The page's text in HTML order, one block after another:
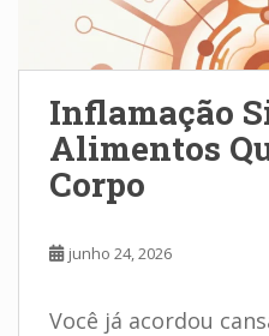
Inflamação
Alimentos
Corpo
junho 24, 2026
Você já acordou